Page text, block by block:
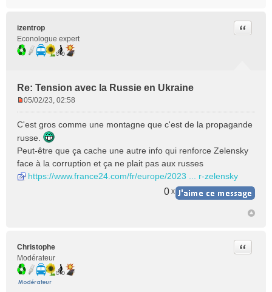
izentrop
Econologue expert
Re: Tension avec la Russie en Ukraine
Citer
s
s
a
g
e
05/02/23, 02:58
C'est gros comme une montagne que c'est de la propagande
russe.
Peut-être que ça cache une autre info qui renforce Zelensky
face à la corruption et ça ne plait pas aux russes
https://www.france24.com/fr/europe/2023 ... r-zelensky
0 x
Christophe
Modérateur
Citer